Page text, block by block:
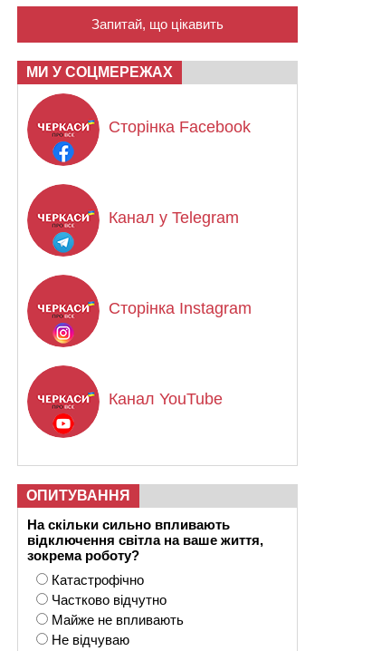
Запитай, що цікавить
МИ У СОЦМЕРЕЖАХ
Сторінка Facebook
Канал у Telegram
Сторінка Instagram
Канал YouTube
ОПИТУВАННЯ
На скільки сильно впливають
відключення світла на ваше життя,
зокрема роботу?
Катастрофічно
Частково відчутно
Майже не впливають
Не відчуваю